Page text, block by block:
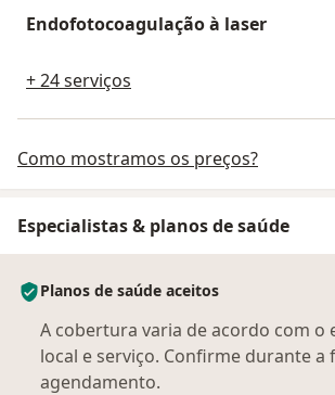
Endofotocoagulação à laser
+ 24 serviços
Como mostramos os preços?
Especialistas & planos de saúde
Planos de saúde aceitos
A cobertura varia de acordo com o
local e serviço. Confirme durante a
agendamento.